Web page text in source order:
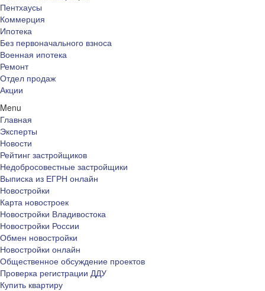
Пентхаусы
Коммерция
Ипотека
Без первоначального взноса
Военная ипотека
Ремонт
Отдел продаж
Акции
Menu
Главная
Эксперты
Новости
Рейтинг застройщиков
Недобросовестные застройщики
Выписка из ЕГРН онлайн
Новостройки
Карта новостроек
Новостройки Владивостока
Новостройки России
Обмен новостройки
Новостройки онлайн
Общественное обсуждение проектов
Проверка регистрации ДДУ
Купить квартиру